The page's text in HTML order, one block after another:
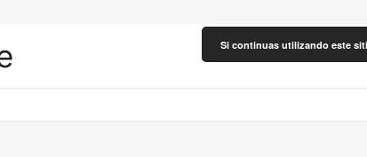
Si continuas utilizando este